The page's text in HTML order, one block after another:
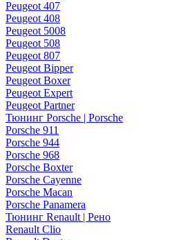
Peugeot 407
Peugeot 408
Peugeot 5008
Peugeot 508
Peugeot 807
Peugeot Bipper
Peugeot Boxer
Peugeot Expert
Peugeot Partner
Тюнинг Porsche | Porsche
Porsche 911
Porsche 944
Porsche 968
Porsche Boxter
Porsche Cayenne
Porsche Macan
Porsche Panamera
Тюнинг Renault | Рено
Renault Clio